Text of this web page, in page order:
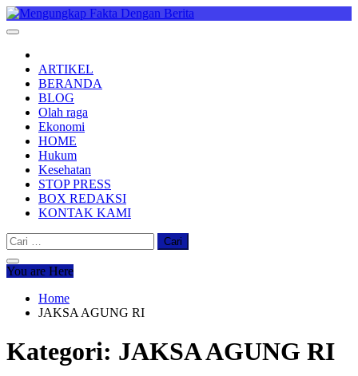
Skip
to
ARTIKEL
BERANDA
BLOG
Olah raga
Ekonomi
HOME
Hukum
Kesehatan
STOP PRESS
BOX REDAKSI
KONTAK KAMI
Cari
untuk:
You are Here
Home
JAKSA AGUNG RI
Kategori: JAKSA AGUNG RI